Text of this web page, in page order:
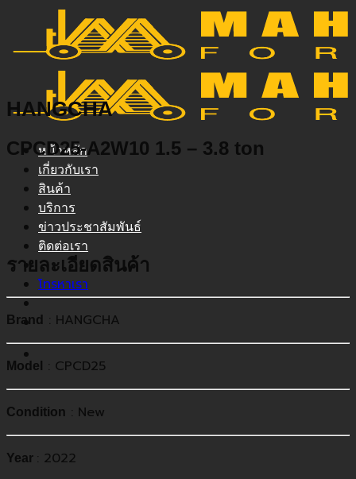
ยัง
หน้าหลัก
เกี่ยวกับเรา
สินค้า
บริการ
ข่าวประชาสัมพันธ์
ติดต่อเรา
โทรหาเรา
HANGCHA
CPCD25-A2W10 1.5 – 3.8 ton
รายละเอียดสินค้า
Brand : HANGCHA
Model : CPCD25
Condition : New
Year : 2022